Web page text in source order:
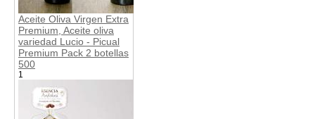
Aceite Oliva Virgen Extra
Premium, Aceite oliva
variedad Lucio - Picual
Premium Pack 2 botellas
500
1